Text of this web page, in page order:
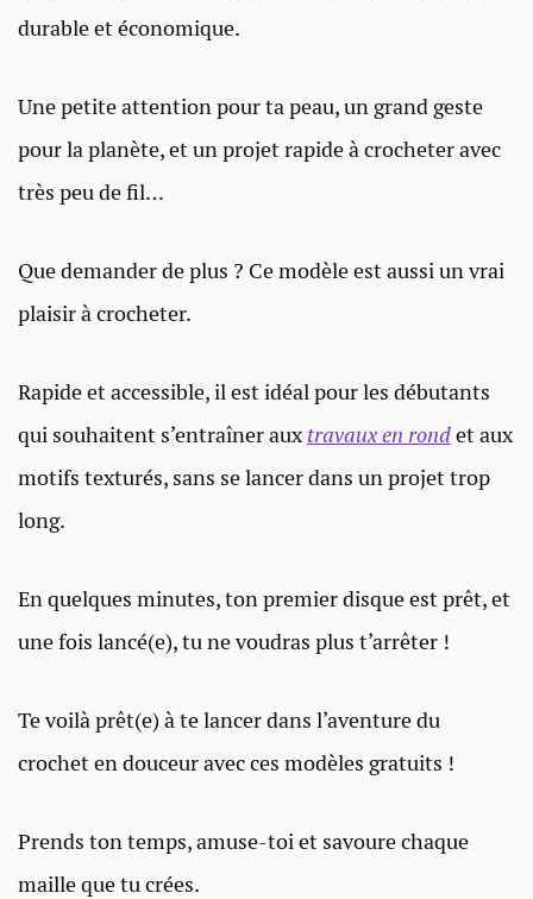
durable et économique.
Une petite attention pour ta peau, un grand geste
pour la planète, et un projet rapide à crocheter avec
très peu de fil…
Que demander de plus ? Ce modèle est aussi un vrai
plaisir à crocheter.
Rapide et accessible, il est idéal pour les débutants
qui souhaitent s’entraîner aux travaux en rondet aux
motifs texturés, sans se lancer dans un projet trop
long.
En quelques minutes, ton premier disque est prêt, et
une fois lancé(e), tu ne voudras plus t’arrêter !
Te voilà prêt(e) à te lancer dans l’aventure du
crochet en douceur avec ces modèles gratuits !
Prends ton temps, amuse-toi et savoure chaque
maille que tu crées.